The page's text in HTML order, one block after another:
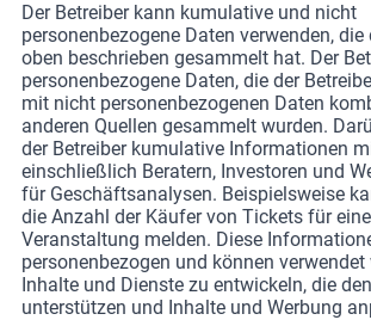
Der Betreiber kann kumulative und nicht
personenbezogene Daten verwenden, die
oben beschrieben gesammelt hat. Der
personenbezogene Daten, die der
mit nicht personenbezogenen Daten
anderen Quellen gesammelt wurden.
der Betreiber kumulative Informationen
einschließlich Beratern, Investoren und
für Geschäftsanalysen. Beispielsweise
die Anzahl der Käufer von Tickets für
Veranstaltung melden. Diese
personenbezogen und können verwendet
Inhalte und Dienste zu entwickeln, die
unterstützen und Inhalte und Werbung